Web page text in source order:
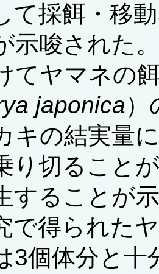
て採餌・移
示唆された
てヤマネの
japonica）
キの結実量
り切ること
することが
で得られた
3個体分と十